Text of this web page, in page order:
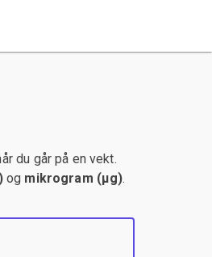
du går på en vekt.
og mikrogram (µg).